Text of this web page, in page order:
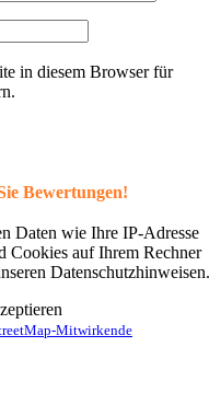
in diesem Browser für
Bewertungen!
Daten wie Ihre IP-Adresse
Cookies auf Ihrem Rechner
Datenschutzhinweisen.
Mitwirkende